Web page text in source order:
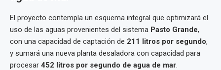
El proyecto contempla un esquema integral que optimizará el
uso de las aguas provenientes del sistema Pasto Grande,
con una capacidad de captación de 211 litros por segundo,
y sumará una nueva planta desaladora con capacidad para
procesar 452 litros por segundo de agua de mar.